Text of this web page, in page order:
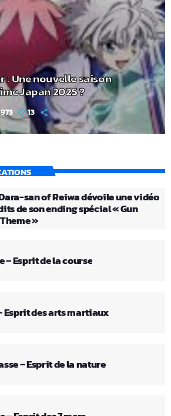
: Une nouvelle saison
Japan 2025 ?
13
san of Reiwa dévoile une vidéo
de son ending spécial « Gun
»
– Esprit de la course
Esprit des arts martiaux
– Esprit de la nature